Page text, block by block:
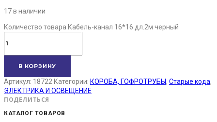
17 в наличии
Количество товара Кабель-канал 16*16 дл.2м черный
В КОРЗИНУ
Артикул: 18722 Категории: КОРОБА, ГОФРОТРУБЫ, Старые кода,
ЭЛЕКТРИКА И ОСВЕЩЕНИЕ
ПОДЕЛИТЬСЯ
КАТАЛОГ ТОВАРОВ